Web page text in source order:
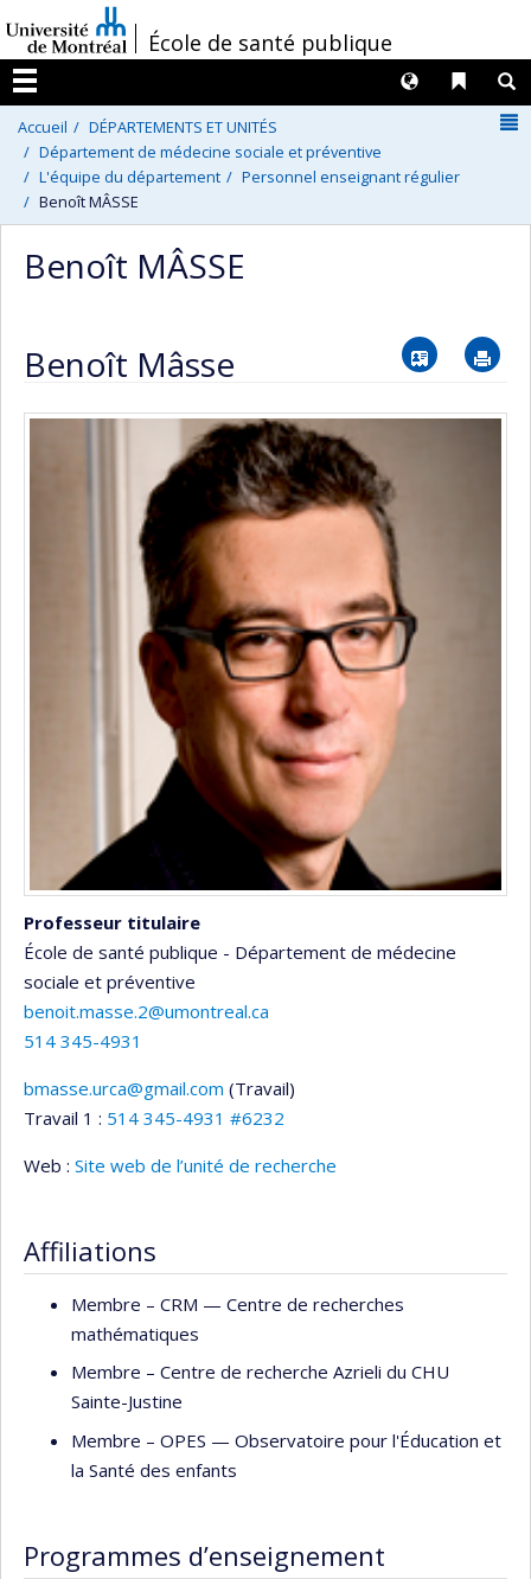
au
contenu
/École de santé publique
Menu
Liens
Langues
Accueil
DÉPARTEMENTS ET UNITÉS
Département de médecine sociale et préventive
L'équipe du département
Personnel enseignant régulier
Benoît MÂSSE
Benoît MÂSSE
Benoît Mâsse Vcard
Professeur titulaire
École de santé publique - Département de médecine
sociale et préventive
benoit.masse.2@umontreal.ca
514 345-4931
Courriels
bmasse.urca@gmail.com (Travail)
Travail 1 : 514 345-4931 #6232
Web : Site web de l’unité de recherche
Affiliations
Membre – CRM — Centre de recherches
mathématiques
Membre – Centre de recherche Azrieli du CHU
Sainte-Justine
Membre – OPES — Observatoire pour l'Éducation et
la Santé des enfants
Programmes d’enseignement